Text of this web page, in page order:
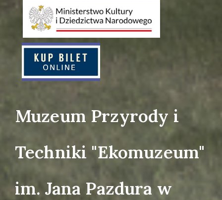
Muzeum Przyrody i
Techniki "Ekomuzeum"
im. Jana Pazdura w